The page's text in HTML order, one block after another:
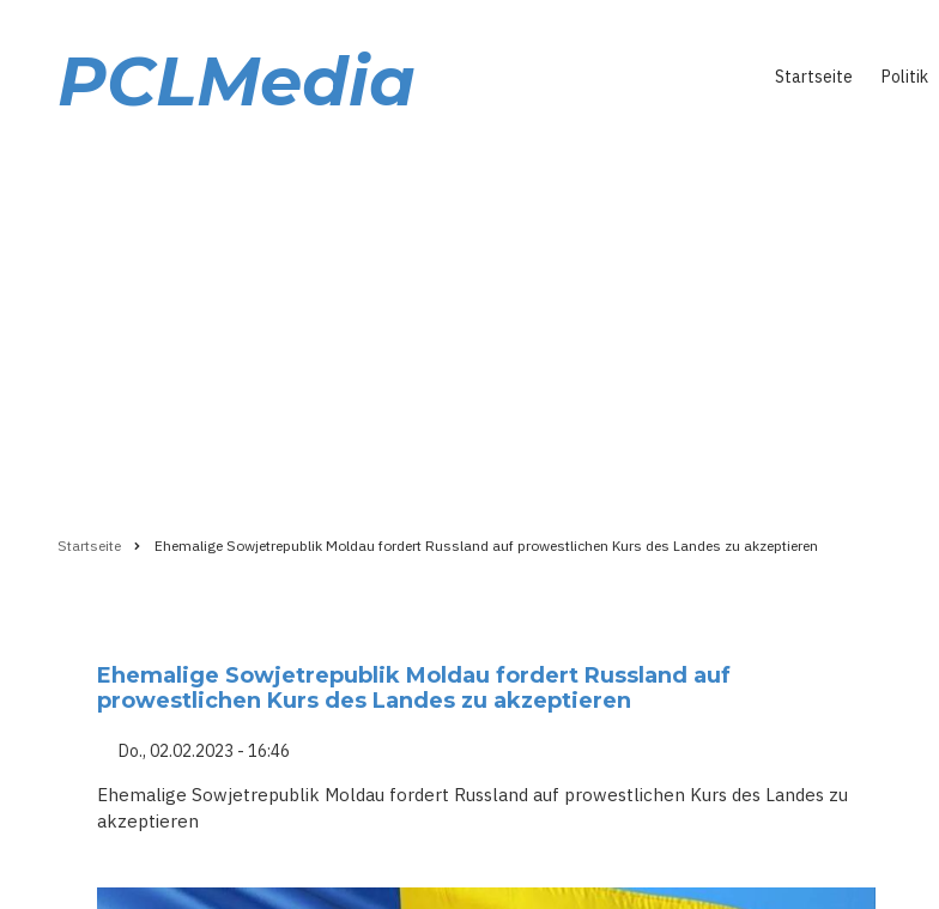
PCLMedia Startseite Politik
Startseite Ehemalige Sowjetrepublik Moldau fordert Russland auf prowestlichen Kurs des Landes zu akzeptieren
Ehemalige Sowjetrepublik Moldau fordert Russland auf
prowestlichen Kurs des Landes zu akzeptieren
Do., 02.02.2023 - 16:46
Ehemalige Sowjetrepublik Moldau fordert Russland auf prowestlichen Kurs des Landes zu
akzeptieren